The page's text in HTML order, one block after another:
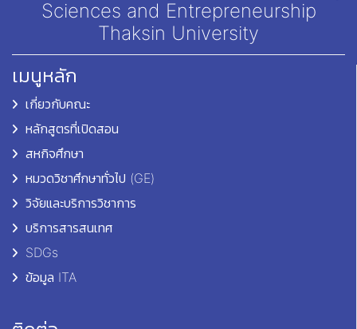
Sciences and Entrepreneurship
Thaksin University
เมนูหลัก
เกี่ยวกับคณะ
หลักสูตรที่เปิดสอน
สหกิจศึกษา
หมวดวิชาศึกษาทั่วไป (GE)
วิจัยและบริการวิชาการ
บริการสารสนเทศ
SDGs
ข้อมูล ITA